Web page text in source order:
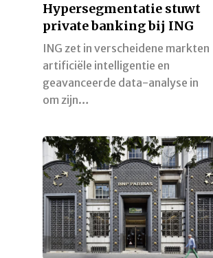
Hypersegmentatie stuwt
private banking bij ING
ING zet in verscheidene markten
artificiële intelligentie en
geavanceerde data-analyse in
om zijn…